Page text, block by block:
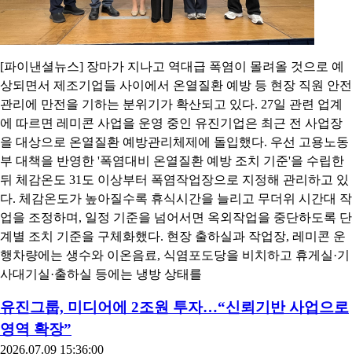
[파이낸셜뉴스] 장마가 지나고 역대급 폭염이 몰려올 것으로 예
상되면서 제조기업들 사이에서 온열질환 예방 등 현장 직원 안전
관리에 만전을 기하는 분위기가 확산되고 있다. 27일 관련 업계
에 따르면 레미콘 사업을 운영 중인 유진기업은 최근 전 사업장
을 대상으로 온열질환 예방관리체제에 돌입했다. 우선 고용노동
부 대책을 반영한 '폭염대비 온열질환 예방 조치 기준'을 수립한
뒤 체감온도 31도 이상부터 폭염작업장으로 지정해 관리하고 있
다. 체감온도가 높아질수록 휴식시간을 늘리고 무더위 시간대 작
업을 조정하며, 일정 기준을 넘어서면 옥외작업을 중단하도록 단
계별 조치 기준을 구체화했다. 현장 출하실과 작업장, 레미콘 운
행차량에는 생수와 이온음료, 식염포도당을 비치하고 휴게실·기
사대기실·출하실 등에는 냉방 상태를
유진그룹, 미디어에 2조원 투자…“신뢰기반 사업으로
영역 확장”
2026.07.09 15:36:00